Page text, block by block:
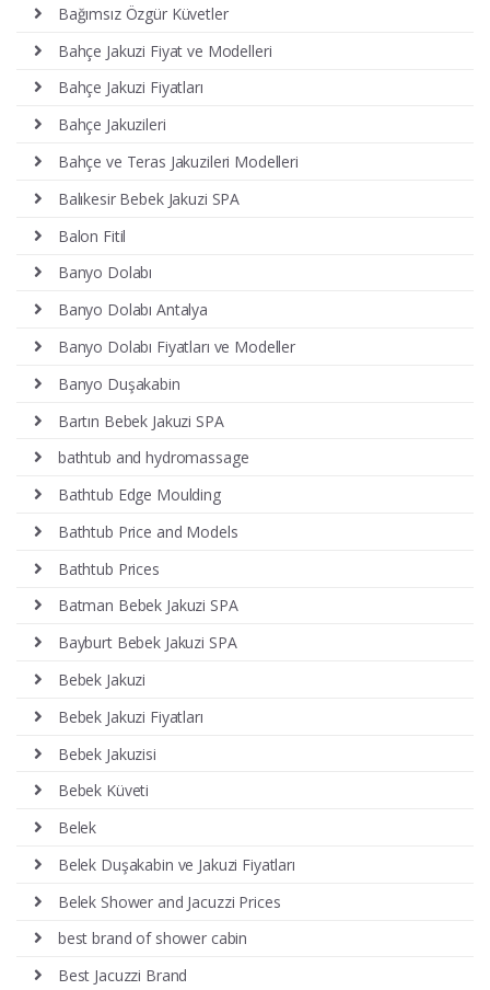
Bağımsız Özgür Küvetler
Bahçe Jakuzi Fiyat ve Modelleri
Bahçe Jakuzi Fiyatları
Bahçe Jakuzileri
Bahçe ve Teras Jakuzileri Modelleri
Balıkesir Bebek Jakuzi SPA
Balon Fitil
Banyo Dolabı
Banyo Dolabı Antalya
Banyo Dolabı Fiyatları ve Modeller
Banyo Duşakabin
Bartın Bebek Jakuzi SPA
bathtub and hydromassage
Bathtub Edge Moulding
Bathtub Price and Models
Bathtub Prices
Batman Bebek Jakuzi SPA
Bayburt Bebek Jakuzi SPA
Bebek Jakuzi
Bebek Jakuzi Fiyatları
Bebek Jakuzisi
Bebek Küveti
Belek
Belek Duşakabin ve Jakuzi Fiyatları
Belek Shower and Jacuzzi Prices
best brand of shower cabin
Best Jacuzzi Brand